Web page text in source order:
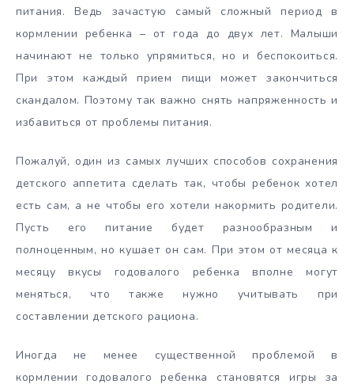
питания. Ведь зачастую самый сложный период в
кормлении ребенка – от года до двух лет. Малыши
начинают не только упрямиться, но и беспокоиться.
При этом каждый прием пищи может закончиться
скандалом. Поэтому так важно снять напряженность и
избавиться от проблемы питания.
Пожалуй, один из самых лучших способов сохранения
детского аппетита сделать так, чтобы ребенок хотел
есть сам, а не чтобы его хотели накормить родители.
Пусть его питание будет разнообразным и
полноценным, но кушает он сам. При этом от месяца к
месяцу вкусы годовалого ребенка вполне могут
меняться, что также нужно учитывать при
составлении детского рациона.
Иногда не менее существенной проблемой в
кормлении годовалого ребенка становятся игры за